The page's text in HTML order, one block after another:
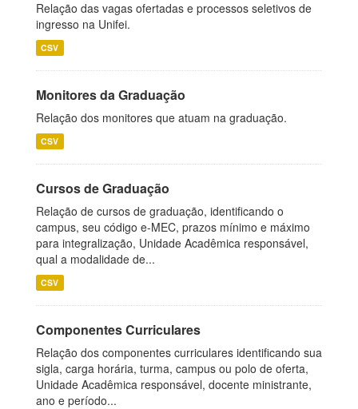
Relação das vagas ofertadas e processos seletivos de
ingresso na Unifei.
CSV
Monitores da Graduação
Relação dos monitores que atuam na graduação.
CSV
Cursos de Graduação
Relação de cursos de graduação, identificando o
campus, seu código e-MEC, prazos mínimo e máximo
para integralização, Unidade Acadêmica responsável,
qual a modalidade de...
CSV
Componentes Curriculares
Relação dos componentes curriculares identificando sua
sigla, carga horária, turma, campus ou polo de oferta,
Unidade Acadêmica responsável, docente ministrante,
ano e período...